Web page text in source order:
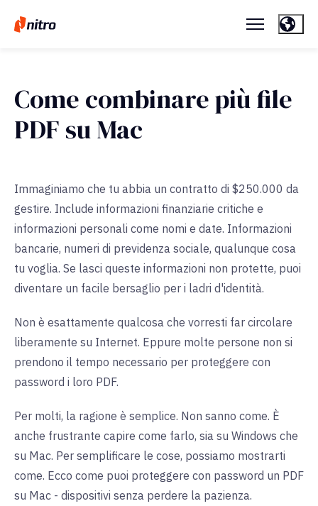
Come combinare più file
PDF su Mac
Immaginiamo che tu abbia un contratto di $250.000 da
gestire. Include informazioni finanziarie critiche e
informazioni personali come nomi e date. Informazioni
bancarie, numeri di previdenza sociale, qualunque cosa
tu voglia. Se lasci queste informazioni non protette, puoi
diventare un facile bersaglio per i ladri d'identità.
Non è esattamente qualcosa che vorresti far circolare
liberamente su Internet. Eppure molte persone non si
prendono il tempo necessario per proteggere con
password i loro PDF.
Per molti, la ragione è semplice. Non sanno come. È
anche frustrante capire come farlo, sia su Windows che
su Mac. Per semplificare le cose, possiamo mostrarti
come. Ecco come puoi proteggere con password un PDF
su Mac - dispositivi senza perdere la pazienza.